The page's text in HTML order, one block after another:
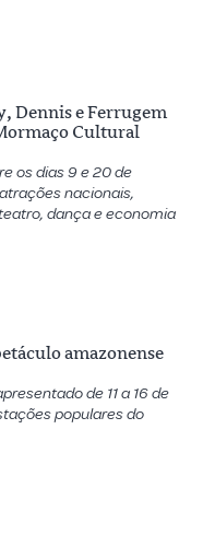
Dennis e Ferrugem
Cultural
os dias 9 e 20 de
nacionais,
dança e economia
amazonense
de 11 a 16 de
populares do